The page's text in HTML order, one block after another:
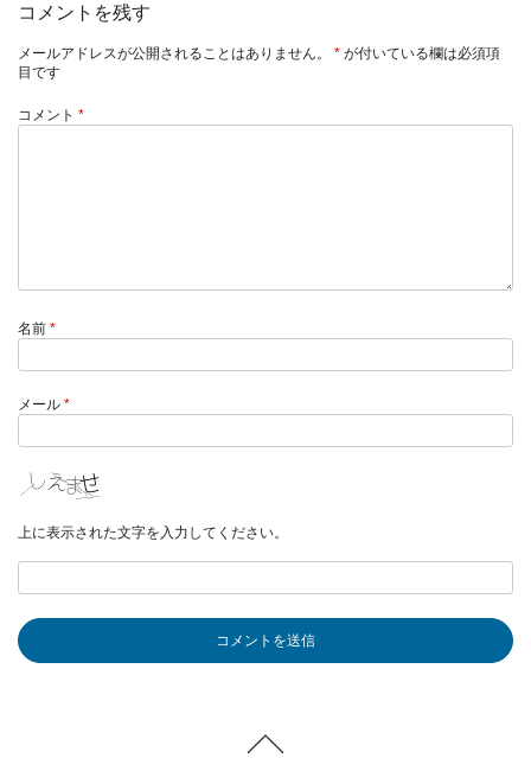
コメントを残す
メールアドレスが公開されることはありません。 * が付いている欄は必須項
目です
コメント *
名前 *
メール *
上に表示された文字を入力してください。